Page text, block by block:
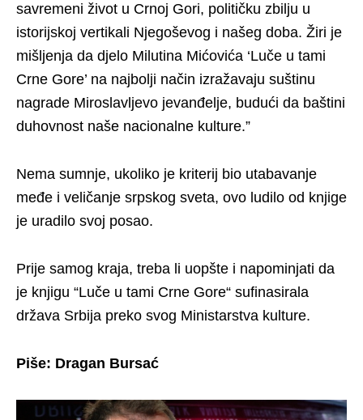
savremeni život u Crnoj Gori, političku zbilju u
istorijskoj vertikali Njegoševog i našeg doba. Žiri je
mišljenja da djelo Milutina Mićovića ‘Luče u tami
Crne Gore’ na najbolji način izražavaju suštinu
nagrade Miroslavljevo jevanđelje, budući da baštini
duhovnost naše nacionalne kulture.”
Nema sumnje, ukoliko je kriterij bio utabavanje
međe i veličanje srpskog sveta, ovo ludilo od knjige
je uradilo svoj posao.
Prije samog kraja, treba li uopšte i napominjati da
je knjigu “Luče u tami Crne Gore“ sufinasirala
država Srbija preko svog Ministarstva kulture.
Piše: Dragan Bursać